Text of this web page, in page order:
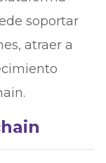
soportar
atraer a